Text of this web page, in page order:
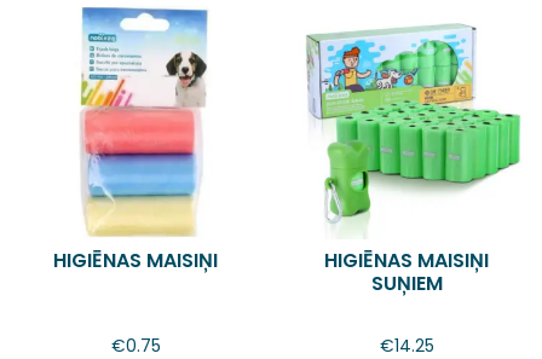
HIGIĒNAS MAISIŅI
€0.75
HIGIĒNAS MAISIŅI
SUŅIEM
€14.25